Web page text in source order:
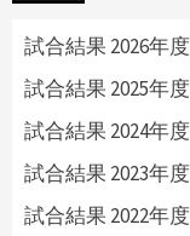
試合結果 2026年度
試合結果 2025年度
試合結果 2024年度
試合結果 2023年度
試合結果 2022年度